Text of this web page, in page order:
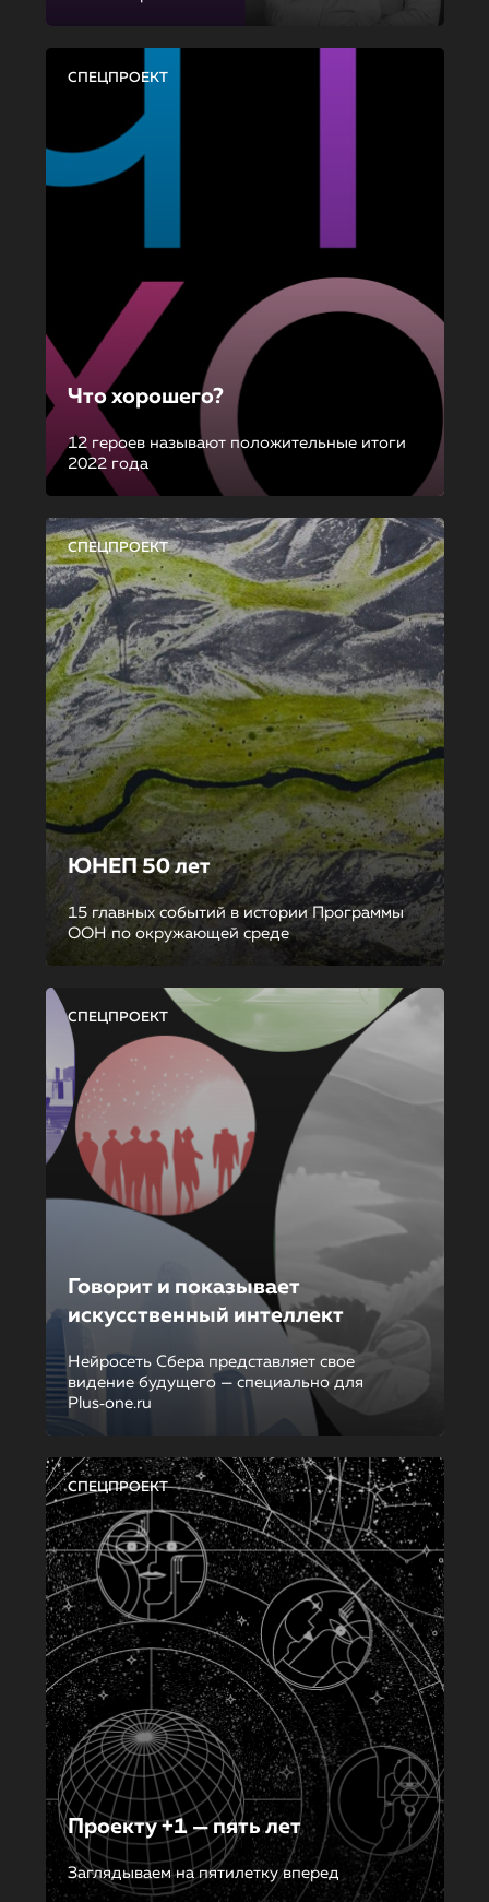
СПЕЦПРОЕКТ
Что хорошего?
12 героев называют положительные итоги
2022 года
СПЕЦПРОЕКТ
ЮНЕП 50 лет
15 главных событий в истории Программы
ООН по окружающей среде
СПЕЦПРОЕКТ
Говорит и показывает
искусственный интеллект
Нейросеть Сбера представляет свое
видение будущего — специально для
Plus‑one.ru
СПЕЦПРОЕКТ
Проекту +1 — пять лет
Заглядываем на пятилетку вперед